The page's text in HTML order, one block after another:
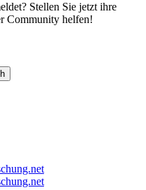
Stellen Sie jetzt ihre
Community helfen!